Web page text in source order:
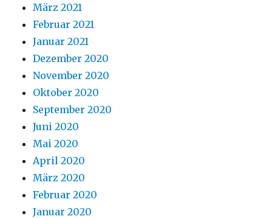
März 2021
Februar 2021
Januar 2021
Dezember 2020
November 2020
Oktober 2020
September 2020
Juni 2020
Mai 2020
April 2020
März 2020
Februar 2020
Januar 2020